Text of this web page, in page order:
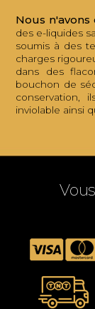
Nous
des e-liquides
soumis à des
charges
dans des
bouchon de
conservation,
inviolable ainsi